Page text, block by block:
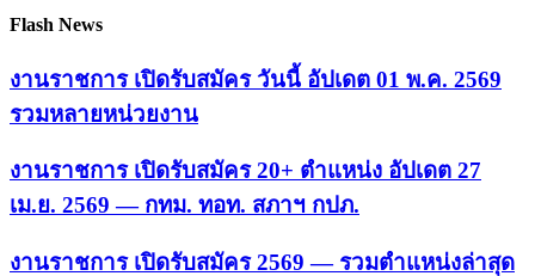
Flash News
งานราชการ เปิดรับสมัคร วันนี้ อัปเดต 01 พ.ค. 2569
รวมหลายหน่วยงาน
งานราชการ เปิดรับสมัคร 20+ ตำแหน่ง อัปเดต 27
เม.ย. 2569 — กทม. ทอท. สภาฯ กปภ.
งานราชการ เปิดรับสมัคร 2569 — รวมตำแหน่งล่าสุด